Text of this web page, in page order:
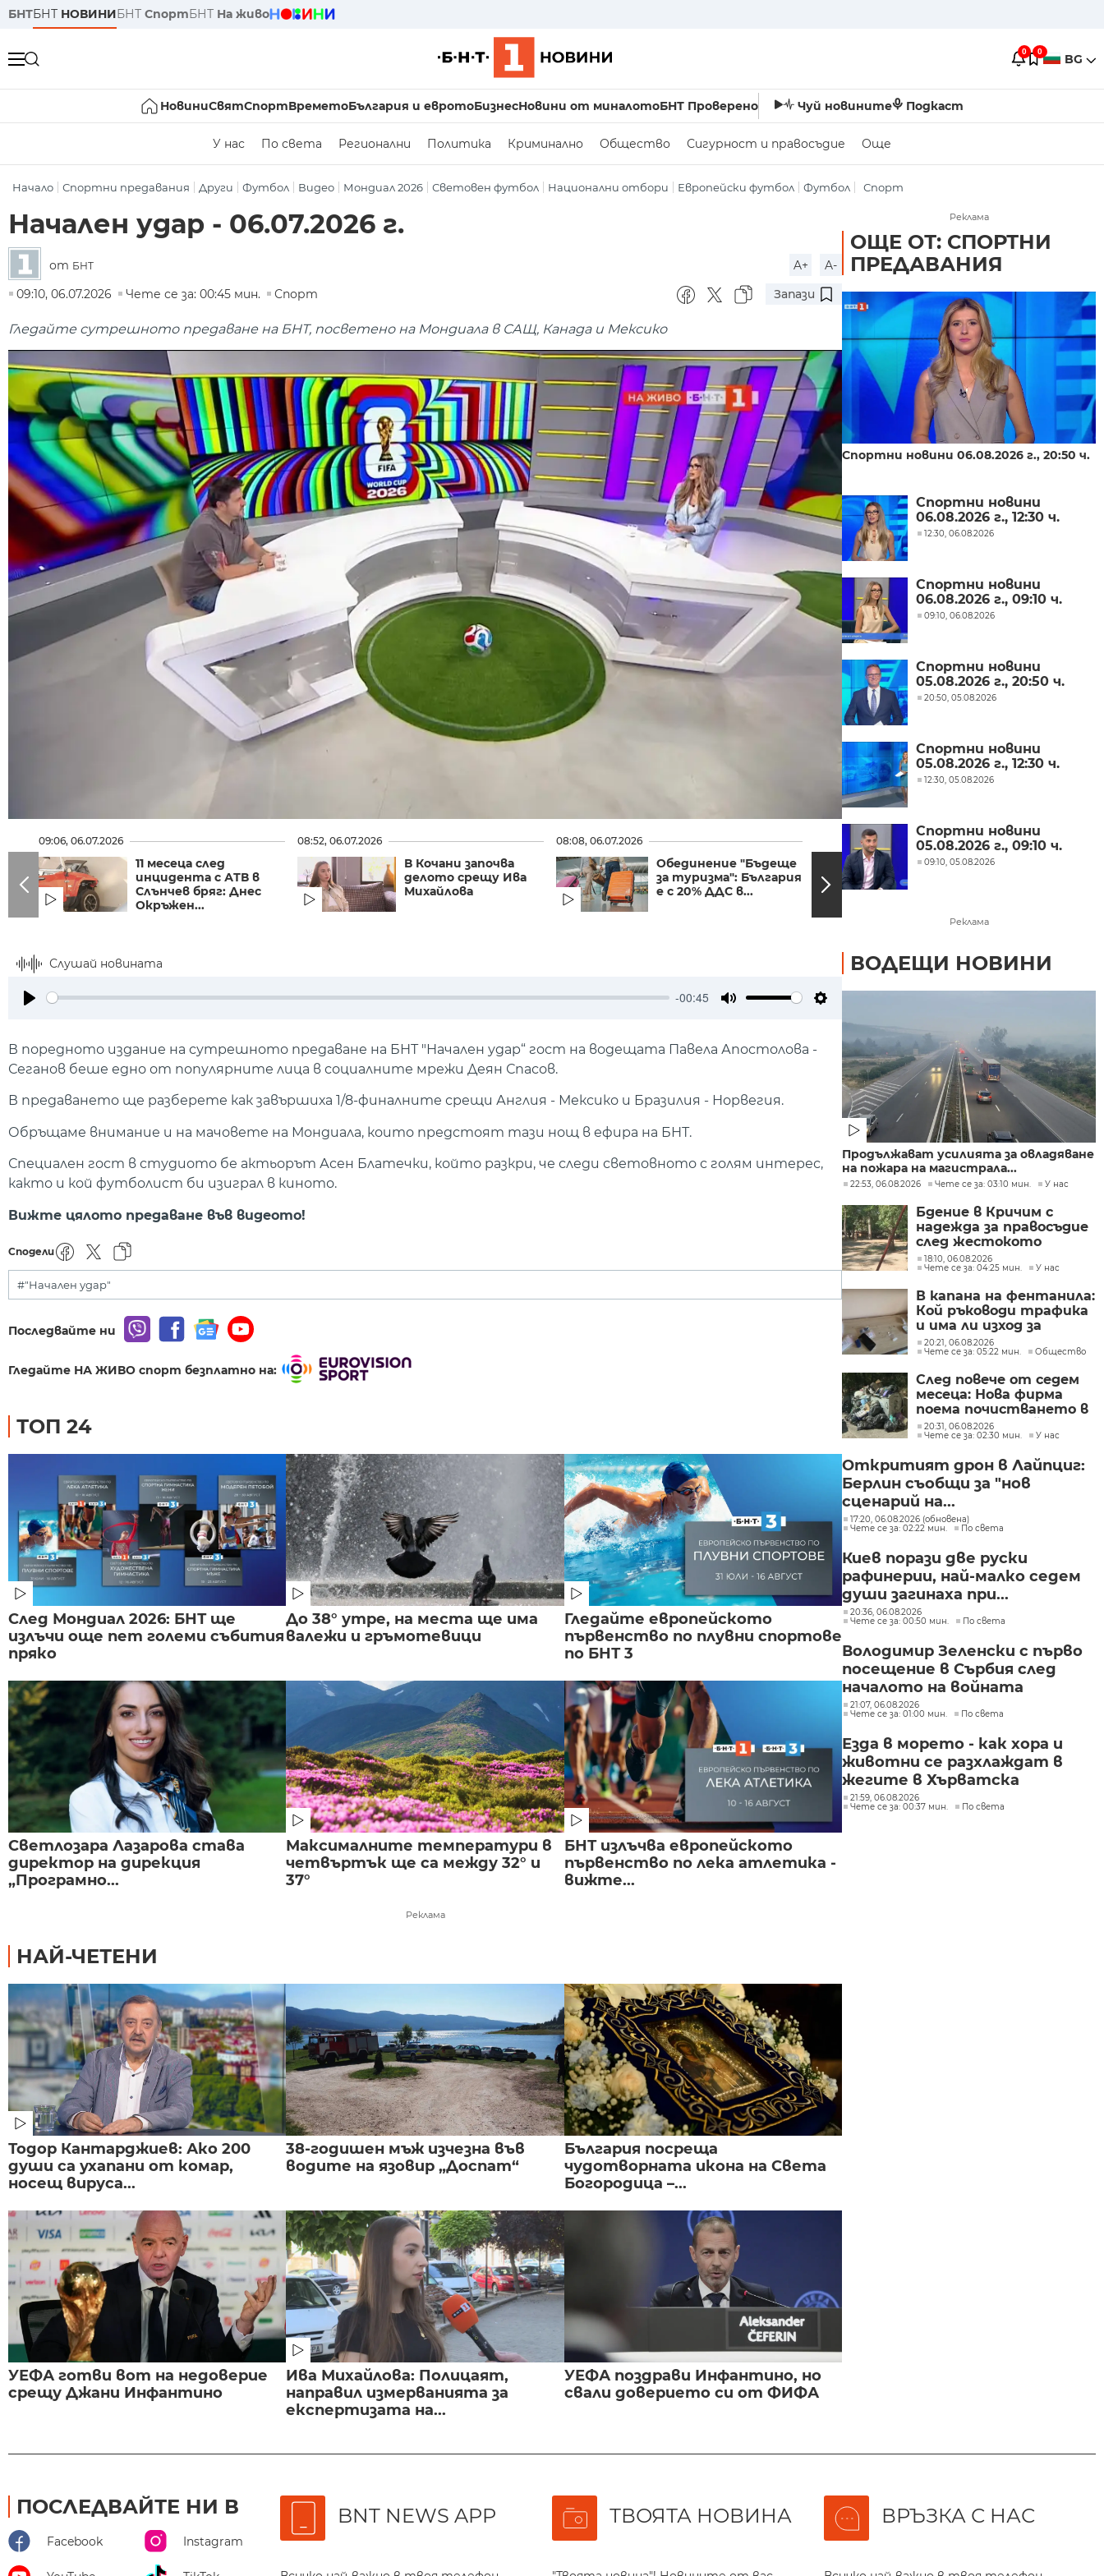
БНТБНТ НОВИНИБНТ СпортБНТ На живо
0 0 BG
НовиниСвятСпортВреметоБългария и евротоБизнесНовини от миналотоБНТ Проверено Чуй новините Подкаст
У нас По света Регионални Политика Криминално Общество Сигурност и правосъдие Още
Начало Спортни предавания Други Футбол Видео Мондиал 2026 Световен футбол Национални отбори Европейски футбол Футбол Спорт
Начален удар - 06.07.2026 г.
от БНТ A+
A-
09:10, 06.07.2026
Чете се за: 00:45 мин. Спорт Запази
Гледайте сутрешното предаване на БНТ, посветено на Мондиала в САЩ, Канада и Мексико
09:06, 06.07.2026
11 месеца след
инцидента с АТВ в
Слънчев бряг: Днес
Окръжен...
08:52, 06.07.2026
В Кочани започва
делото срещу Ива
Михайлова
08:08, 06.07.2026
Обединение "Бъдеще
за туризма": България
е с 20% ДДС в...
07:59, 06.07.2026
Очаква ли се ръст на
Слушай новината
-00:45
В поредното издание на сутрешното предаване на БНТ "Начален удар“ гост на водещата Павела Апостолова -
Сеганов беше едно от популярните лица в социалните мрежи Деян Спасов.
В предаването ще разберете как завършиха 1/8-финалните срещи Англия - Мексико и Бразилия - Норвегия.
Обръщаме внимание и на мачовете на Мондиала, които предстоят тази нощ в ефира на БНТ.
Специален гост в студиото бе актьорът Асен Блатечки, който разкри, че следи световното с голям интерес,
както и кой футболист би изиграл в киното.
Вижте цялото предаване във видеото!
Сподели
#"Начален удар"
Последвайте ни
Гледайте НА ЖИВО спорт безплатно на:
ТОП 24
След Мондиал 2026: БНТ ще
излъчи още пет големи събития
пряко
До 38° утре, на места ще има
валежи и гръмотевици
Гледайте европейското
първенство по плувни спортове
по БНТ 3
Светлозара Лазарова става
директор на дирекция
„Програмно...
Максималните температури в
четвъртък ще са между 32° и
37°
БНТ излъчва европейското
първенство по лека атлетика -
вижте...
Реклама
НАЙ-ЧЕТЕНИ
Тодор Кантарджиев: Ако 200
души са ухапани от комар,
носещ вируса...
38-годишен мъж изчезна във
водите на язовир „Доспат“
България посреща
чудотворната икона на Света
Богородица –...
УЕФА готви вот на недоверие
срещу Джани Инфантино
Ива Михайлова: Полицаят,
направил измерванията за
експертизата на...
УЕФА поздрави Инфантино, но
свали доверието си от ФИФА
Реклама
ОЩЕ ОТ: СПОРТНИ
ПРЕДАВАНИЯ
Спортни новини 06.08.2026 г., 20:50 ч.
Спортни новини
06.08.2026 г., 12:30 ч.
12:30, 06.08.2026
Спортни новини
06.08.2026 г., 09:10 ч.
09:10, 06.08.2026
Спортни новини
05.08.2026 г., 20:50 ч.
20:50, 05.08.2026
Спортни новини
05.08.2026 г., 12:30 ч.
12:30, 05.08.2026
Спортни новини
05.08.2026 г., 09:10 ч.
09:10, 05.08.2026
Реклама
ВОДЕЩИ НОВИНИ
Продължават усилията за овладяване
на пожара на магистрала...
22:53, 06.08.2026 Чете се за: 03:10 мин. У нас
Бдение в Кричим с
надежда за правосъдие
след жестокото
убийство на млад мъж
в Пловдив от
18:10, 06.08.2026
Чете се за: 04:25 мин.
У нас
В капана на фентанила:
Кой ръководи трафика
и има ли изход за
пристрастените?
20:21, 06.08.2026
Чете се за: 05:22 мин.
Общество
След повече от седем
месеца: Нова фирма
поема почистването в
столичните райони
"Слатина", "Подуяне" и
20:31, 06.08.2026
Чете се за: 02:30 мин.
У нас
Откритият дрон в Лайпциг:
Берлин съобщи за "нов
сценарий на...
17:20, 06.08.2026 (обновена)
Чете се за: 02:22 мин.
По света
Киев порази две руски
рафинерии, най-малко седем
души загинаха при...
20:36, 06.08.2026
Чете се за: 00:50 мин.
По света
Володимир Зеленски с първо
посещение в Сърбия след
началото на войната
21:07, 06.08.2026
Чете се за: 01:00 мин.
По света
Езда в морето - как хора и
животни се разхлаждат в
жегите в Хърватска
21:59, 06.08.2026
Чете се за: 00:37 мин.
По света
ПОСЛЕДВАЙТЕ НИ В
Facebook Instagram
BNT NEWS APP ТВОЯТА НОВИНА ВРЪЗКА С НАС